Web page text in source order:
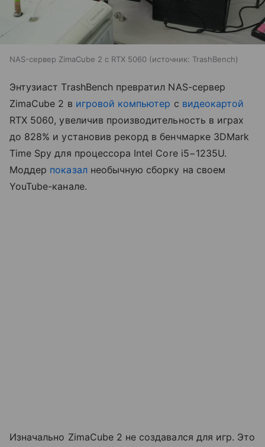
NAS-сервер ZimaCube 2 с RTX 5060 источник: TrashBench
Энтузиаст TrashBench превратил NAS-сервер
ZimaCube 2 в игровой компьютер с видеокартой
RTX 5060, увеличив производительность в играх
до 828% и установив рекорд в бенчмарке 3DMark
Time Spy для процессора Intel Core i5−1235U.
Моддер показалнеобычную сборку на своем
YouTube-канале.
Изначально ZimaCube 2 не создавался для игр. Это